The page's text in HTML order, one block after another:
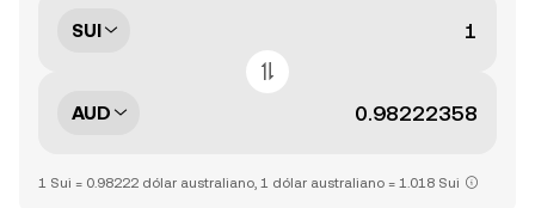
SUI
AUD
1 Sui = 0.98222 dólar australiano, 1 dólar australiano = 1.018 Sui